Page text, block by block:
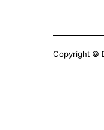
Copyright ©